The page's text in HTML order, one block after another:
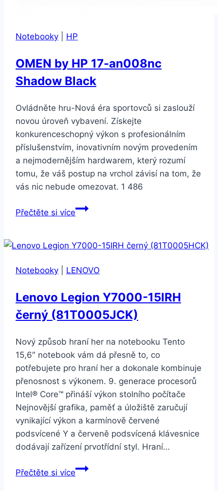
Notebooky HP
OMEN by HP 17-an008nc
Shadow Black
Ovládněte hru-Nová éra sportovců si zaslouží
novou úroveň vybavení. Získejte
konkurenceschopný výkon s profesionálním
příslušenstvím, inovativním novým provedením
a nejmodernějším hardwarem, který rozumí
tomu, že váš postup na vrchol závisí na tom, že
vás nic nebude omezovat. 1 486
Přečtěte si víceOMEN
17-
Shadow
Notebooky LENOVO
Lenovo Legion Y7000-15IRH
černý (81T0005JCK)
Nový způsob hraní her na notebooku Tento
15,6″ notebook vám dá přesně to, co
potřebujete pro hraní her a dokonale kombinuje
přenosnost s výkonem. 9. generace procesorů
Intel® Core™ přináší výkon stolního počítače
Nejnovější grafika, paměť a úložiště zaručují
vynikající výkon a karmínově červené
podsvícené Y a červeně podsvícená klávesnice
dodávají zařízení prvotřídní styl. Hraní…
Přečtěte si víceLenovo